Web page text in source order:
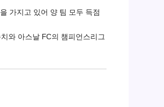
을 가지고 있어 양 팀 모두 득점
와 아스날 FC의 챔피언스리그